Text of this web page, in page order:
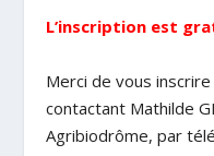
L’inscription est
Merci de vous inscrire
contactant Mathilde
Agribiodrôme, par